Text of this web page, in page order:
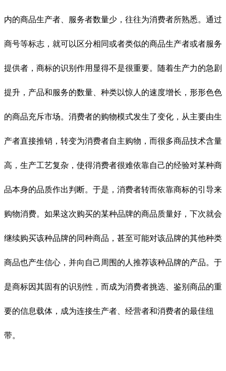
内的商品生产者、服务者数量少，往往为消费者所熟悉。通过
商号等标志，就可以区分相同或者类似的商品生产者或者服务
提供者，商标的识别作用显得不是很重要。随着生产力的急剧
提升，产品和服务的数量、种类以惊人的速度增长，形形色色
的商品充斥市场。消费者的购物模式发生了变化，从主要由生
产者直接推销，转变为消费者自主购物，而很多商品技术含量
高，生产工艺复杂，使得消费者很难依靠自己的经验对某种商
品本身的品质作出判断。于是，消费者转而依靠商标的引导来
购物消费。如果这次购买的某种品牌的商品质量好，下次就会
继续购买该种品牌的同种商品，甚至可能对该品牌的其他种类
商品也产生信心，并向自己周围的人推荐该种品牌的产品。于
是商标因其固有的识别性，而成为消费者挑选、鉴别商品的重
要的信息载体，成为连接生产者、经营者和消费者的最佳纽
带。